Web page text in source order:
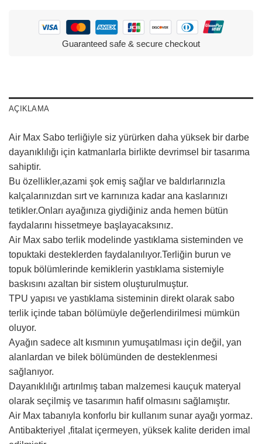
Guaranteed safe & secure checkout
AÇIKLAMA
Air Max Sabo terliğiyle siz yürürken daha yüksek bir darbe
dayanıklılığı için katmanlarla birlikte devrimsel bir tasarıma
sahiptir.
Bu özellikler,azami şok emiş sağlar ve baldırlarınızla
kalçalarınızdan sırt ve karnınıza kadar ana kaslarınızı
tetikler.Onları ayağınıza giydiğiniz anda hemen bütün
faydalarını hissetmeye başlayacaksınız.
Air Max sabo terlik modelinde yastıklama sisteminden ve
topuktaki desteklerden faydalanılıyor.Terliğin burun ve
topuk bölümlerinde kemiklerin yastıklama sistemiyle
baskısını azaltan bir sistem oluşturulmuştur.
TPU yapısı ve yastıklama sisteminin direkt olarak sabo
terlik içinde taban bölümüyle değerlendirilmesi mümkün
oluyor.
Ayağın sadece alt kısmının yumuşatılması için değil, yan
alanlardan ve bilek bölümünden de desteklenmesi
sağlanıyor.
Dayanıklılığı artırılmış taban malzemesi kauçuk materyal
olarak seçilmiş ve tasarımın hafif olmasını sağlamıştır.
Air Max tabanıyla konforlu bir kullanım sunar ayağı yormaz.
Antibakteriyel ,fitalat içermeyen, yüksek kalite deriden imal